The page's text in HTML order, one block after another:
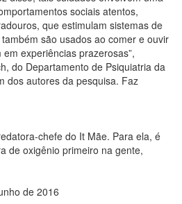
sociais atentos,
que estimulam sistemas de
são usados ao comer e ouvir
experiências prazerosas”,
do Departamento de Psiquiatria da
dos autores da pesquisa. Faz
chefe do It Mãe. Para ela, é
de oxigênio primeiro na gente,
de 2016